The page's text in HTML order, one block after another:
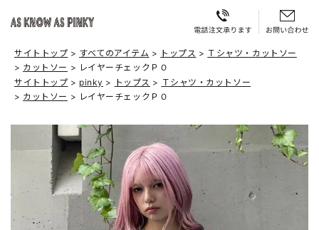
サイトトップ すべてのアイテム トップス
Ｔシャツ・カットソー
カットソー
レイヤーチェックＰＯ
サイトトップ
pinky トップス
Ｔシャツ・カットソー
カットソー
レイヤーチェックＰＯ